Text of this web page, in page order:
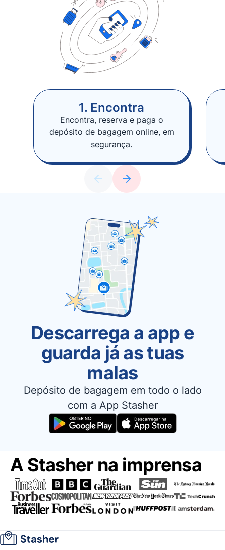
1. Encontra
Encontra, reserva e paga o
depósito de bagagem online, em
segurança.
Descarrega a app e
guarda já as tuas
malas
Depósito de bagagem em todo o lado
com a App Stasher
A Stasher na imprensa